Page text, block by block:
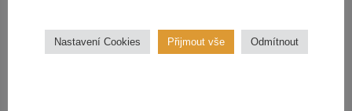
Zájmové kroužky
Nastavení Cookies Přijmout vše Odmítnout